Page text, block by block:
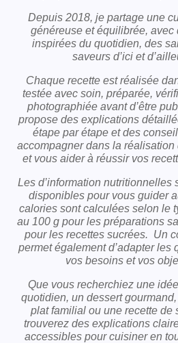
Depuis 2018, je partage une
généreuse et équilibrée, avec
inspirées du quotidien, des
saveurs d’ici et
Chaque recette est réalisée
testée avec soin, préparée,
photographiée avant d’être
propose des explications
étape par étape et des
accompagner dans la réalisation
et vous aider à réussir vos
Les d’information nutritionnelles
disponibles pour vous guider
calories sont calculées selon le
au 100 g pour les préparations
pour les recettes sucrées. Un
permet également d’adapter les
vos besoins et vos
Que vous recherchiez une
quotidien, un dessert
plat familial ou une recette de
trouverez des explications
accessibles pour cuisiner en